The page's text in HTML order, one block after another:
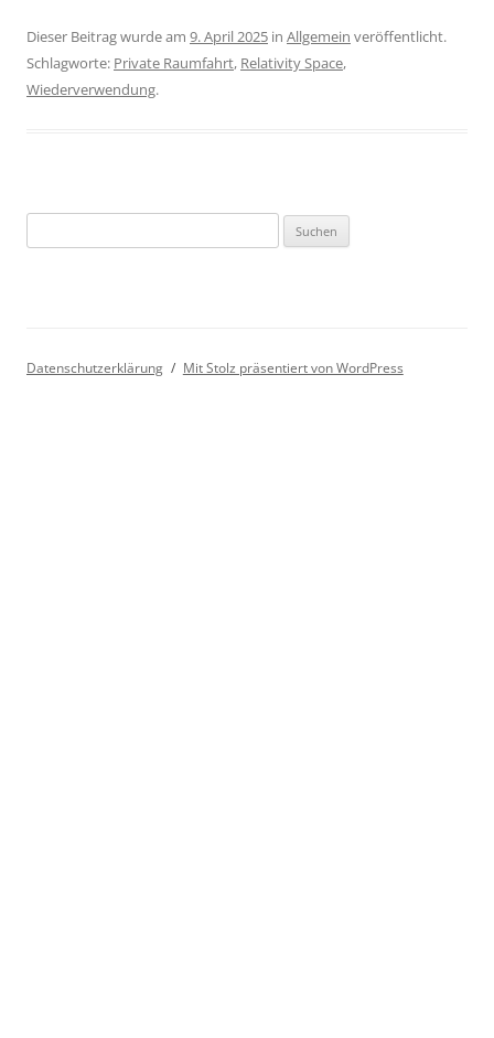
Dieser Beitrag wurde am 9. April 2025 in Allgemein veröffentlicht.
Schlagworte: Private Raumfahrt, Relativity Space,
Wiederverwendung.
nach:
Datenschutzerklärung Mit Stolz präsentiert von WordPress